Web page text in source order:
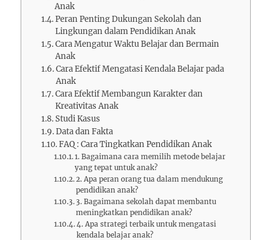
Anak
Peran Penting Dukungan Sekolah dan
Lingkungan dalam Pendidikan Anak
Cara Mengatur Waktu Belajar dan Bermain
Anak
Cara Efektif Mengatasi Kendala Belajar pada
Anak
Cara Efektif Membangun Karakter dan
Kreativitas Anak
Studi Kasus
Data dan Fakta
FAQ : Cara Tingkatkan Pendidikan Anak
1. Bagaimana cara memilih metode belajar
yang tepat untuk anak?
2. Apa peran orang tua dalam mendukung
pendidikan anak?
3. Bagaimana sekolah dapat membantu
meningkatkan pendidikan anak?
4. Apa strategi terbaik untuk mengatasi
kendala belajar anak?